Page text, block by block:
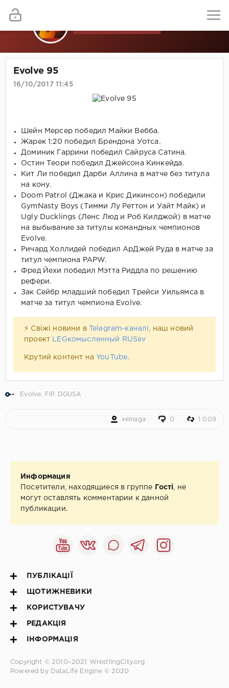
Evolve 95
16/10/2017 11:45
Шейн Мерсер победил Майки Вебба.
Жарек 1:20 победил Брендона Уотса.
Доминик Гаррини победил Сайруса Сатина.
Остин Теори победил Джейсона Кинкейда.
Кит Ли победил Дарби Аллина в матче без титула
на кону.
Doom Patrol (Джака и Крис Дикинсон) победили
GymNasty Boys (Тимми Лу Реттон и Уайт Майк) и
Ugly Ducklings (Ленс Люд и Роб Килджой) в матче
на выбывание за титулы командных чемпионов
Evolve.
Ричард Холлидей победил АрДжей Руда в матче за
титул чемпиона PAPW.
Фред Йехи победил Мэтта Риддла по решению
рефери.
Зак Сейбр младший победил Трейси Уильямса в
матче за титул чемпиона Evolve.
⚡ Свіжі новини в Telegram-каналі
, наш новий
проект
LEGкомысленный RUSev
Крутий контент на YouTube.
Evolve, FIP, DGUSA
xelnaga 0 1 009
Информация
Посетители, находящиеся в группе
Гості
, не
могут оставлять комментарии к данной
публикации.
ПУБЛІКАЦІЇ
ЩОТИЖНЕВИКИ
КОРИСТУВАЧУ
РЕДАКЦІЯ
ІНФОРМАЦІЯ
Copyright © 2010–2021
WrestlingCity.org
Powered by DataLife Engine © 2020